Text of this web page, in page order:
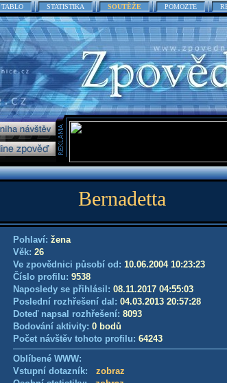
TABLO STATISTIKA SOUTĚŽE POMOZTE
Bernadetta
Pohlaví: žena
Věk: 26
Ve zpovědnici působí od: 10.06.2004 10:23:23
Číslo profilu: 9538
Naposledy se přihlásil: 08.11.2017 04:55:03
Poslední rozhřešení dal: 04.03.2013 20:57:28
Doteď napsal rozhřešení: 8093
Bodování aktivity: 0 bodů
Počet návštěv tohoto profilu: 64243
Oblíbené WWW:
Vstupní dotazník: zobraz